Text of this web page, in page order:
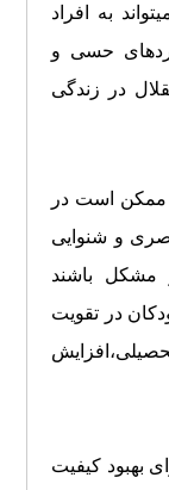
به افراد
حسی و
در زندگی
ممکن است در
و شنوایی
مشکل باشند
در تقویت
بهبود کیفیت